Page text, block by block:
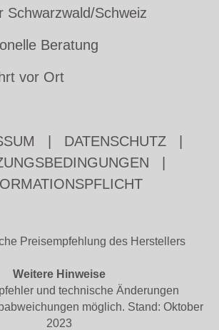
Schwarzwald/Schweiz
Beratung
vor Ort
DATENSCHUTZ
Preisempfehlung des Herstellers
Weitere Hinweise
und technische Änderungen
möglich. Stand: Oktober
2023